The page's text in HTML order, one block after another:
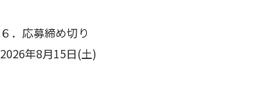
６．応募締め切り
2026年8月15日(土)